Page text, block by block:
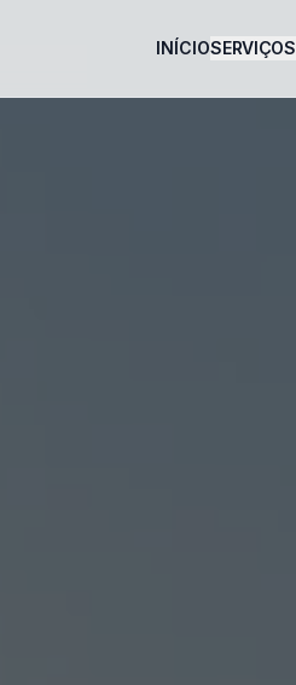
INÍCIOSERVIÇOS